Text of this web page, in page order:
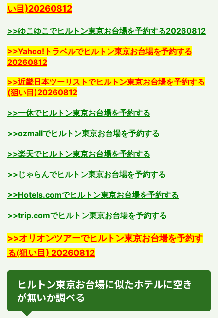
い目)20260812
>>ゆこゆこでヒルトン東京お台場を予約する20260812
>>Yahoo!トラベルでヒルトン東京お台場を予約する
20260812
>>近畿日本ツーリストでヒルトン東京お台場を予約する
(狙い目)20260812
>>一休でヒルトン東京お台場を予約する
>>ozmallでヒルトン東京お台場を予約する
>>楽天でヒルトン東京お台場を予約する
>>じゃらんでヒルトン東京お台場を予約する
>>Hotels.comでヒルトン東京お台場を予約する
>>trip.comでヒルトン東京お台場を予約する
>>オリオンツアーでヒルトン東京お台場を予約す
る(狙い目) 20260812
ヒルトン東京お台場に似たホテルに空き
が無いか調べる